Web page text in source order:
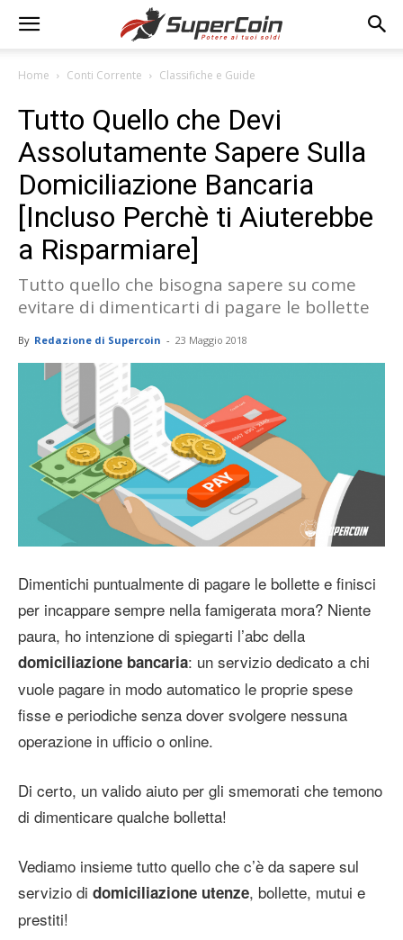
Home Conti Corrente Classifiche e Guide
Tutto Quello che Devi
Assolutamente Sapere Sulla
Domiciliazione Bancaria
[Incluso Perchè ti Aiuterebbe
a Risparmiare]
Tutto quello che bisogna sapere su come
evitare di dimenticarti di pagare le bollette
By Redazione di Supercoin - 23 Maggio 2018
Dimentichi puntualmente di pagare le bollette e finisci
per incappare sempre nella famigerata mora? Niente
paura, ho intenzione di spiegarti l’abc della
domiciliazione bancaria: un servizio dedicato a chi
vuole pagare in modo automatico le proprie spese
fisse e periodiche senza dover svolgere nessuna
operazione in ufficio o online.
Di certo, un valido aiuto per gli smemorati che temono
di dimenticare qualche bolletta!
Vediamo insieme tutto quello che c’è da sapere sul
servizio di domiciliazione utenze, bollette, mutui e
prestiti!